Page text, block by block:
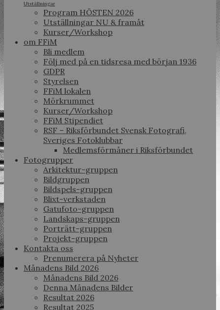
Utställningar
Program HÖSTEN 2026
Utställningar NU & framåt
Kurser/Workshop
om FFiM
Bli medlem
Följ med på en tidsresa med början 1936
GDPR
Styrelsen
FFiM lokalen
Mörkrummet
Kurser/Workshop
FFiM Stipendiet
RSF – Riksförbundet Svensk Fotografi,
Sveriges Fotoklubbar
Medlemsförmåner i Riksförbundet
Fotogrupper
Arkitektur-gruppen
Bildgruppen
Bildspels-gruppen
Blixt-verkstaden
Gatufoto-gruppen
Landskaps-gruppen
Porträtt-gruppen
Projekt-gruppen
Kontakta oss
Prenumerera på Nyheter
Månadens Bild 2026
Månadens Bild 2026
Denna Månadens Bilder
Resultat 2026
Resultat 2025